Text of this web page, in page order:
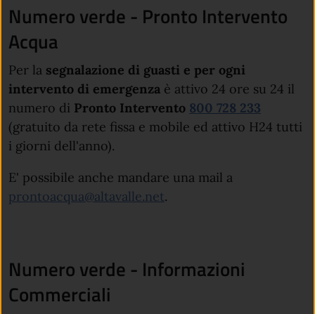
Numero verde - Pronto Intervento
Acqua
Per la segnalazione di guasti e per ogni
intervento di emergenza è attivo 24 ore su 24 il
numero di Pronto Intervento 800 728 233
(gratuito da rete fissa e mobile ed attivo H24 tutti
i giorni dell'anno).
E' possibile anche mandare una mail a
prontoacqua@altavalle.net(apre in un'altra scheda).
.
Numero verde - Informazioni
Commerciali